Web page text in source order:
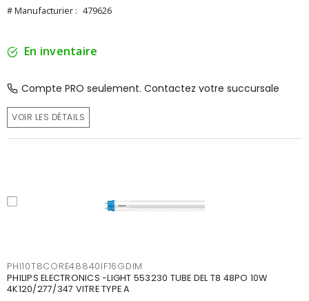
# Manufacturier : 479626
En inventaire
Compte PRO seulement. Contactez votre succursale
VOIR LES DÉTAILS
PHI10T8CORE48840IF16GDIM
PHILIPS ELECTRONICS -LIGHT 553230 TUBE DEL T8 48PO 10W
4K120/277/347 VITRE TYPE A